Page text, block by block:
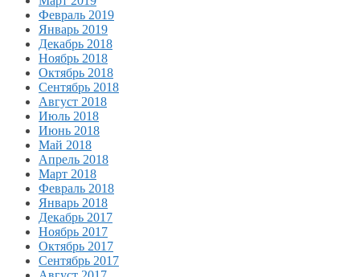
Февраль 2019
Январь 2019
Декабрь 2018
Ноябрь 2018
Октябрь 2018
Сентябрь 2018
Август 2018
Июль 2018
Июнь 2018
Май 2018
Апрель 2018
Март 2018
Февраль 2018
Январь 2018
Декабрь 2017
Ноябрь 2017
Октябрь 2017
Сентябрь 2017